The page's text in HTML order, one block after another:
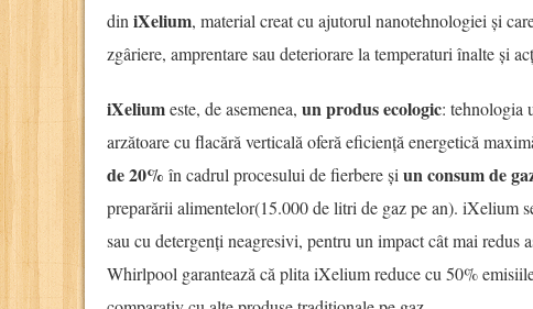
din iXelium, material creat cu ajutorul nanotehnologiei și
zgâriere, amprentare sau deteriorare la temperaturi înalte și
iXeliumeste, de asemenea, un produs ecologic: tehnologia
arzătoare cu flacără verticală oferă eficiență energetică
de 20% în cadrul procesului de fierbere și un consum de
preparării alimentelor(15.000 de litri de gaz pe an). iXelium
sau cu detergenți neagresivi, pentru un impact cât mai redus
Whirlpool garantează că plita iXelium reduce cu 50%